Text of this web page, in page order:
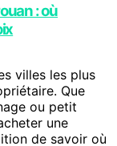
: où
villes les plus
Que
ou petit
une
de savoir où